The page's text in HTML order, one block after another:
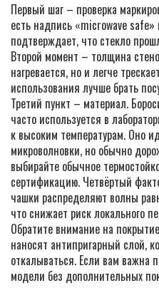
Первый шаг – проверка
есть надпись «microwave
подтверждает, что стекло
Второй момент – толщина
нагревается, но и легче
использования лучше брать
Третий пункт – материал.
часто используется в
к высоким температурам. Оно
микроволновки, но обычно
выбирайте обычное
сертификацию. Четвёртый
чашки распределяют волны
что снижает риск локального
Обратите внимание на
наносят антипригарный слой,
откалываться. Если вам важна
модели без дополнительных